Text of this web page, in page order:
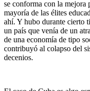
se conforma con la mejora
mayoría de las élites
ahí. Y hubo durante cierto
un país que venía de un
de una economía de tipo
contribuyó al colapso del
decenios.